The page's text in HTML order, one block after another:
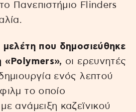
Πανεπιστήμιο Flinders
που δημοσιεύθηκε
«Polymers», οι ερευνητές
ενός λεπτού
το οποίο
ανάμειξη καζεϊνικού